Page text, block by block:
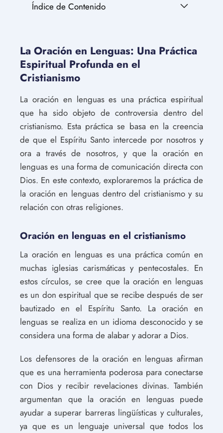
Índice de Contenido
La Oración en Lenguas: Una Práctica
Espiritual Profunda en el
Cristianismo
La oración en lenguas es una práctica espiritual
que ha sido objeto de controversia dentro del
cristianismo. Esta práctica se basa en la creencia
de que el Espíritu Santo intercede por nosotros y
ora a través de nosotros, y que la oración en
lenguas es una forma de comunicación directa con
Dios. En este contexto, exploraremos la práctica de
la oración en lenguas dentro del cristianismo y su
relación con otras religiones.
Oración en lenguas en el cristianismo
La oración en lenguas es una práctica común en
muchas iglesias carismáticas y pentecostales. En
estos círculos, se cree que la oración en lenguas
es un don espiritual que se recibe después de ser
bautizado en el Espíritu Santo. La oración en
lenguas se realiza en un idioma desconocido y se
considera una forma de alabar y adorar a Dios.
Los defensores de la oración en lenguas afirman
que es una herramienta poderosa para conectarse
con Dios y recibir revelaciones divinas. También
argumentan que la oración en lenguas puede
ayudar a superar barreras lingüísticas y culturales,
ya que es un lenguaje universal que todos los